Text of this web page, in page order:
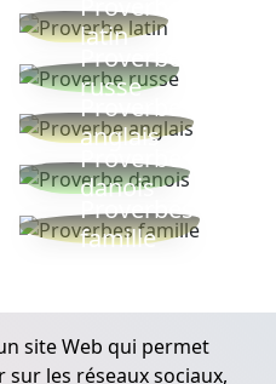
Proverbe
latin
Proverbe
russe
Proverbe
anglais
Proverbe
danois
Proverbes
famille
site Web qui permet
les réseaux sociaux,